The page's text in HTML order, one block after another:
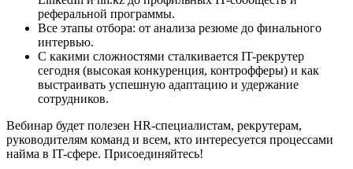
реферальной программы.
Все этапы отбора: от анализа резюме до финального
интервью.
С какими сложностями сталкивается IT-рекрутер
сегодня (высокая конкуренция, контрофферы) и как
выстраивать успешную адаптацию и удержание
сотрудников.
Вебинар будет полезен HR-специалистам, рекрутерам,
руководителям команд и всем, кто интересуется процессами
найма в IT-сфере. Присоединяйтесь!